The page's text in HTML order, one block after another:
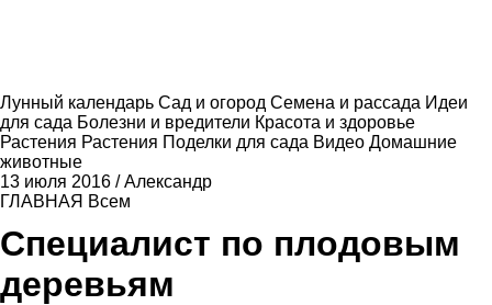
Лунный календарь Сад и огород Семена и рассада Идеи
для сада Болезни и вредители Красота и здоровье
Растения Растения Поделки для сада Видео Домашние
животные
13 июля 2016 /Александр
ГЛАВНАЯ Всем
Специалист по плодовым
деревьям